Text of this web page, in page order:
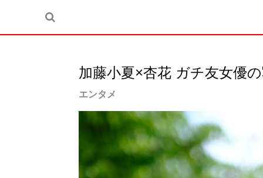
加藤小夏×杏花 ガチ友女優
エンタメ